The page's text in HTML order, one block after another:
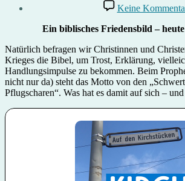
Keine
Ein biblisches Friedensbild –
Natürlich befragen wir Christinnen und
Krieges die Bibel, um Trost, Erklärung,
Handlungsimpulse zu bekommen. Beim
nicht nur da) steht das Motto von den
Pflugscharen“. Was hat es damit auf sich –